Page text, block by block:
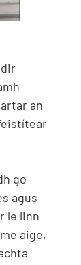
an
go
agus
le linn
aige,